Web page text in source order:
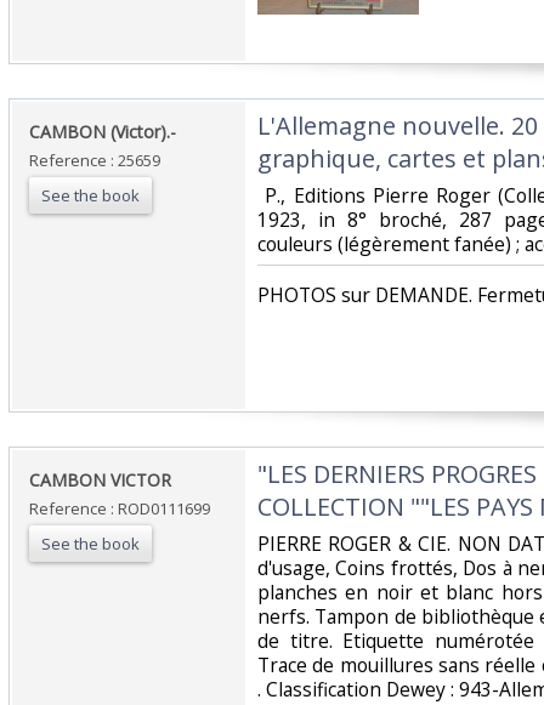
‎CAMBON (Victor).-‎
Reference : 25659
See the book
‎L'Allemagne nouvelle.
graphique, cartes et
P., Editions Pierre Roger
1923, in 8° broché, 287
couleurs (légèrement fanée) ;
‎PHOTOS sur DEMANDE.
‎CAMBON VICTOR‎
Reference : ROD0111699
See the book
‎"LES DERNIERS
COLLECTION ""LES
‎PIERRE ROGER & CIE. NON
d'usage, Coins frottés, Dos à
planches en noir et blanc
nerfs. Tampon de
de titre. Etiquette
Trace de mouillures sans réelle
. Classification Dewey : 943-